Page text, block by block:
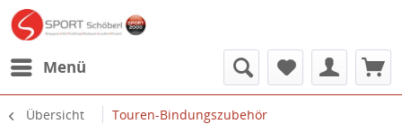
Menü
Übersicht Touren-Bindungszubehör